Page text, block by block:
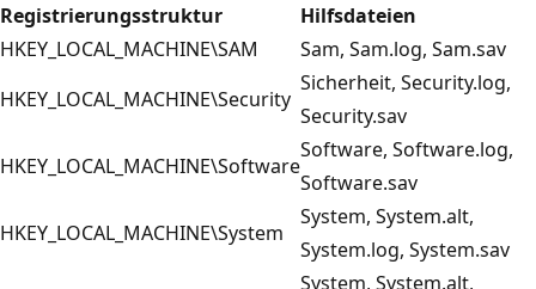
Registrierungsstruktur
Hilfsdateien
HKEY_LOCAL_MACHINE\SAM
Sam, Sam.log, Sam.sav
HKEY_LOCAL_MACHINE\Security
Sicherheit, Security.log,
Security.sav
HKEY_LOCAL_MACHINE\Software
Software, Software.log,
Software.sav
HKEY_LOCAL_MACHINE\System
System, System.alt,
System.log, System.sav
System, System.alt,